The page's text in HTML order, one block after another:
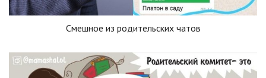
Смешное из родительских чатов